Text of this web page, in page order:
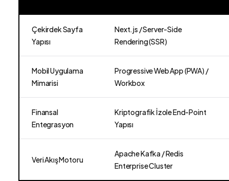
Çekirdek Sayfa
Yapısı
Next.js / Server-Side
Rendering (SSR)
Mobil Uygulama
Mimarisi
Progressive Web App (PWA) /
Workbox
Finansal
Entegrasyon
Kriptografik İzole End-Point
Yapısı
Veri Akış Motoru
Apache Kafka / Redis
Enterprise Cluster